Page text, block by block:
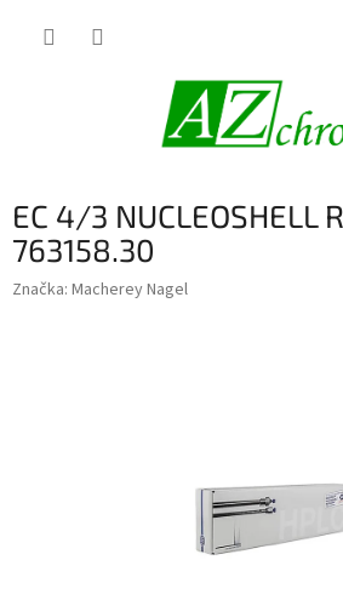
EC 4/3 NUCLEOSHELL
763158.30
Značka: Macherey Nagel